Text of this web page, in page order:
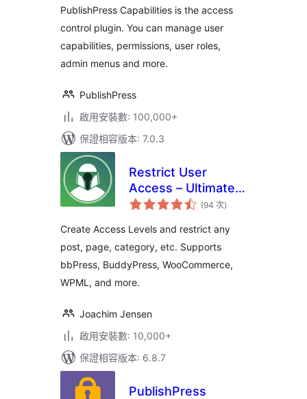
Capabilities, Admin
Menus
數
PublishPress Capabilities is the access
control plugin. You can manage user
capabilities, permissions, user roles,
admin menus and more.
PublishPress
啟用安裝數: 100,000+
保證相容版本: 7.0.3
Restrict User
Access – Ultimate
Membership &(94 次評
分
數
)
Create Access Levels and restrict any
post, page, category, etc. Supports
bbPress, BuddyPress, WooCommerce,
WPML, and more.
Joachim Jensen
啟用安裝數: 10,000+
保證相容版本: 6.8.7
PublishPress